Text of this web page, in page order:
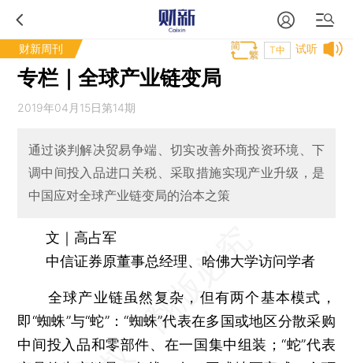
财新周刊 试听
T中
专栏｜全球产业链变局
2019年04月15日第14期
通过谈判解决贸易争端、切实改善外商投资环境、下
调中间投入品进口关税、采取措施实现产业升级，是
中国应对全球产业链变局的治本之策
文｜高占军
中信证券原董事总经理、哈佛大学访问学者
全球产业链虽然复杂，但有两个基本模式，
即“蜘蛛”与“蛇”：“蜘蛛”代表在多国或地区分散采购
中间投入品和零部件、在一国集中组装；“蛇”代表